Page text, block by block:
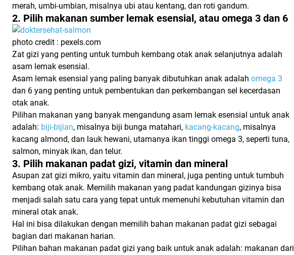
merah, umbi-umbian, misalnya ubi atau kentang, dan roti gandum.
2. Pilih makanan sumber lemak esensial, atau omega 3 dan 6
photo credit : pexels.com
Zat gizi yang penting untuk tumbuh kembang otak anak selanjutnya adalah
asam lemak esensial.
Asam lemak esensial yang paling banyak dibutuhkan anak adalah omega 3
dan 6 yang penting untuk pembentukan dan perkembangan sel kecerdasan
otak anak.
Pilihan makanan yang banyak mengandung asam lemak esensial untuk anak
adalah: biji-bijian, misalnya biji bunga matahari, kacang-kacang, misalnya
kacang almond, dan lauk hewani, utamanya ikan tinggi omega 3, seperti tuna,
salmon, minyak ikan, dan telur.
3. Pilih makanan padat gizi, vitamin dan mineral
Asupan zat gizi mikro, yaitu vitamin dan mineral, juga penting untuk tumbuh
kembang otak anak. Memilih makanan yang padat kandungan gizinya bisa
menjadi salah satu cara yang tepat untuk memenuhi kebutuhan vitamin dan
mineral otak anak.
Hal ini bisa dilakukan dengan memilih bahan makanan padat gizi sebagai
bagian dari makanan harian.
Pilihan bahan makanan padat gizi yang baik untuk anak adalah: makanan dari